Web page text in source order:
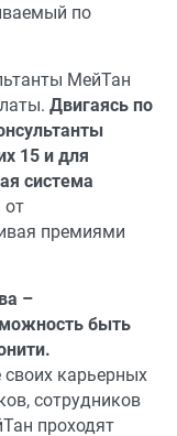
по
МейТан
Двигаясь по
15 и для
система
от
премиями
–
быть
карьерных
сотрудников
проходят